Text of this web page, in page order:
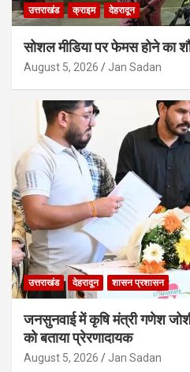
उत्तराखंड क्राइम देहरादून
सोशल मीडिया पर फेमस होने का
August 5, 2026 Jan Sadan
उत्तराखंड देहरादून शासन प्रशासन
जनसुनवाई में कृषि मंत्री गणेश
को बताया प्रेरणादायक
August 5, 2026 Jan Sadan